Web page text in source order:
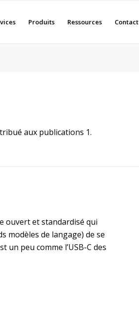
Produits Ressources Contact
aux publications 1.
ouvert et standardisé qui
modèles de langage) de se
un peu comme l’USB-C des